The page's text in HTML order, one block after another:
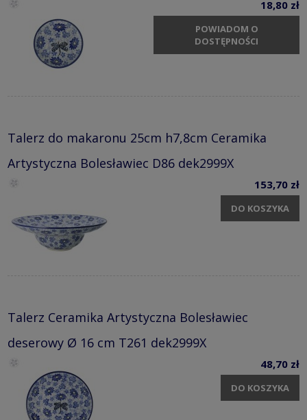
18,80 zł
POWIADOM O
DOSTĘPNOŚCI
Talerz do makaronu 25cm h7,8cm Ceramika
Artystyczna Bolesławiec D86 dek2999X
153,70 zł
DO KOSZYKA
Talerz Ceramika Artystyczna Bolesławiec
deserowy Ø 16 cm T261 dek2999X
48,70 zł
DO KOSZYKA